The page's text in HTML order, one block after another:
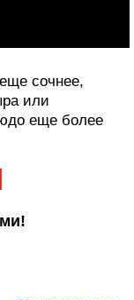
сочнее,
или
еще более